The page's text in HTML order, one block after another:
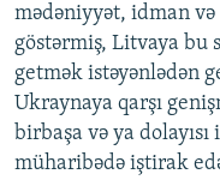
mədəniyyət, idman
göstərmiş, Litvaya bu
getmək istəyənlədən
Ukraynaya qarşı
birbaşa və ya
müharibədə iştirak